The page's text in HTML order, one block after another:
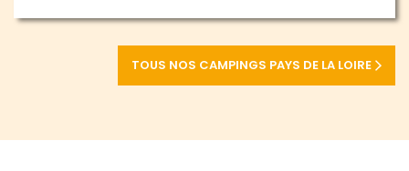
TOUS NOS CAMPINGS PAYS DE LA LOIRE